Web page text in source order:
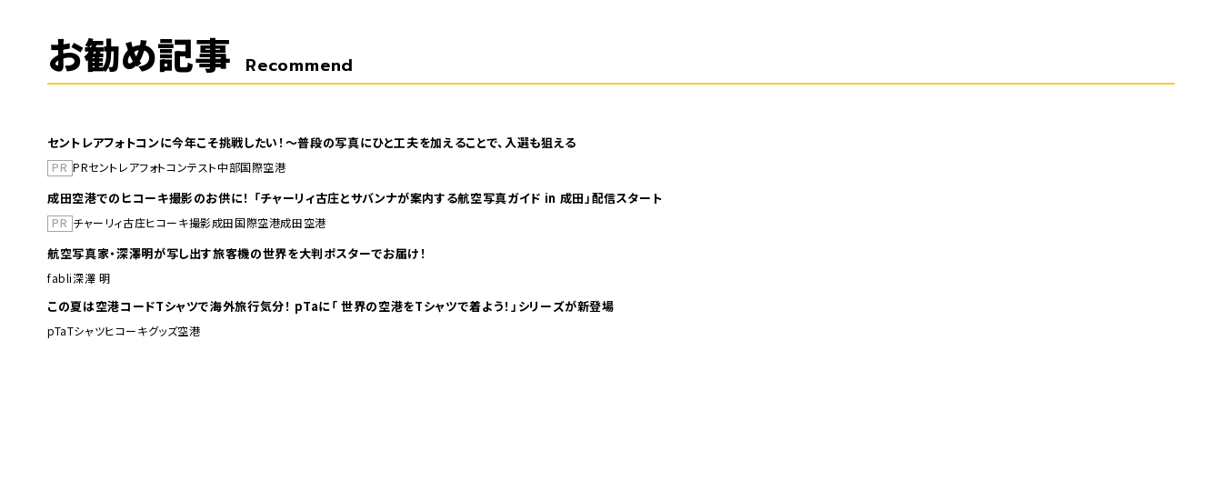
お勧め記事 Recommend
セントレアフォトコンに今年こそ挑戦したい！～普段の写真にひと工夫を加えることで、入選も狙える
PR PRセントレアフォトコンテスト中部国際空港
成田空港でのヒコーキ撮影のお供に！ 「チャーリィ古庄とサバンナが案内する航空写真ガイド in 成田」配信スタート
PR チャーリィ古庄ヒコーキ撮影成田国際空港成田空港
航空写真家・深澤明が写し出す旅客機の世界を大判ポスターでお届け！
fabli深澤 明
この夏は空港コードTシャツで海外旅行気分！ pTaに「 世界の空港をTシャツで着よう！」シリーズが新登場
pTaTシャツヒコーキグッズ空港